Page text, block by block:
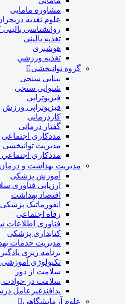
مشاوره مامایی
علوم تغذیه
روانشناسی
تغذیه بالینی
هوشبری
تغذيه ورزشي
گروه توانبخشی
بینایی سنجی
شنوایی سنجی
فیزیوتراپی
فیزیوتراپی ورزش
کاردرمانی
گفتار درمانی
مددکاری اجتماعی
مديريت توانبخشی
مددکاري
مدیریت بهداشت و درمان
آموزش پزشکی
ارزیابی فناوری
اقتصاد بهداشت
انفورماتیک پزشکی
رفاه اجتماعی
فناوری اطلاعات
کتابداری پزشکی
مديريت خدمات
برنامه ریزی
تکنولوژی
سلامت از دور
سلامت در حوادث و
پدافندغیرعامل
علوم آزمایشگاهی